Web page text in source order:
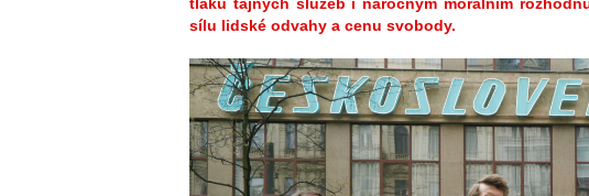
sílu lidské odvahy a cenu svobody.